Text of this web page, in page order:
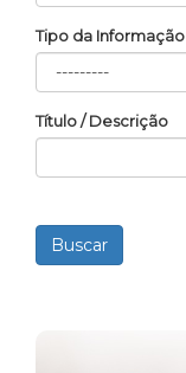
Tipo da Informação
Título / Descrição